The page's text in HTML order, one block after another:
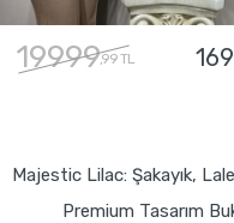
19999,99 TL
Majestic Lilac: Şakayık,
Premium Tasarım